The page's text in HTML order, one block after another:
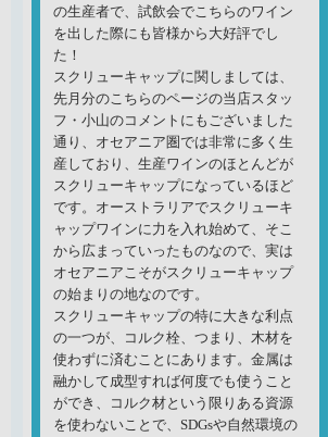
の生産者で、試飲会でこちらのワイン
を出した際にも皆様から大好評でし
た！
スクリューキャップに関しましては、
先月分のこちらのページの当店スタッ
フ・小山のコメントにもございました
通り、オセアニア圏では非常に多く生
産しており、生産ワインのほとんどが
スクリューキャップになっているほど
です。オーストラリアでスクリューキ
ャップワインに力を入れ始めて、そこ
から広まっていったものなので、実は
オセアニアこそがスクリューキャップ
の始まりの地なのです。
スクリューキャップの特に大きな利点
の一つが、コルク栓、つまり、木材を
使わずに済むことにあります。金属は
融かして成型すれば何度でも使うこと
ができ、コルク材という限りある資源
を使わないことで、SDGsや自然環境の